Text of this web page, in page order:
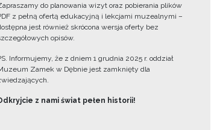
do planowania wizyt oraz pobierania plików
z pełną ofertą edukacyjną i lekcjami muzealnymi –
jest również skrócona wersja oferty bez
opisów.
Informujemy, że z dniem 1 grudnia 2025 r. oddział
Zamek w Dębnie jest zamknięty dla
z nami świat pełen historii!